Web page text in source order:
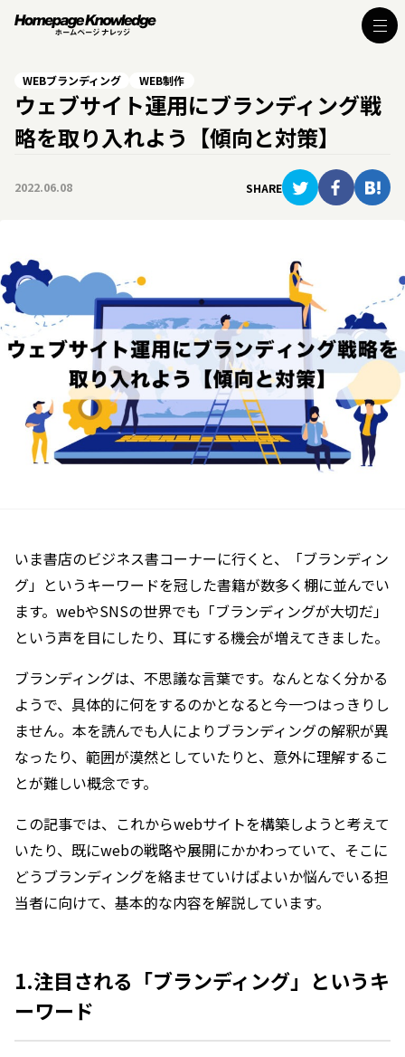
WEBブランディング WEB制作
ウェブサイト運用にブランディング戦
略を取り入れよう【傾向と対策】
2022.06.08 SHARE
いま書店のビジネス書コーナーに行くと、「ブランディン
グ」というキーワードを冠した書籍が数多く棚に並んでい
ます。webやSNSの世界でも「ブランディングが大切だ」
という声を目にしたり、耳にする機会が増えてきました。
ブランディングは、不思議な言葉です。なんとなく分かる
ようで、具体的に何をするのかとなると今一つはっきりし
ません。本を読んでも人によりブランディングの解釈が異
なったり、範囲が漠然としていたりと、意外に理解するこ
とが難しい概念です。
この記事では、これからwebサイトを構築しようと考えて
いたり、既にwebの戦略や展開にかかわっていて、そこに
どうブランディングを絡ませていけばよいか悩んでいる担
当者に向けて、基本的な内容を解説しています。
1.注目される「ブランディング」というキ
ーワード